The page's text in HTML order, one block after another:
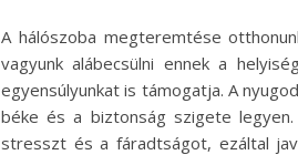
A hálószoba megteremtése
vagyunk alábecsülni ennek a
egyensúlyunkat is támogatja. A
béke és a biztonság szigete
stresszt és a fáradtságot, ezáltal